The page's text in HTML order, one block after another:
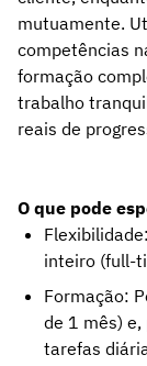
mutuamente.
competências
formação
trabalho
reais de
O que pode
inteiro (full-
Formação:
de 1 mês)
tarefas